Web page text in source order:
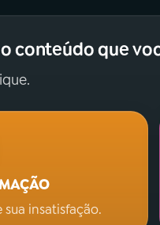
conteúdo que
sua insatisfação.